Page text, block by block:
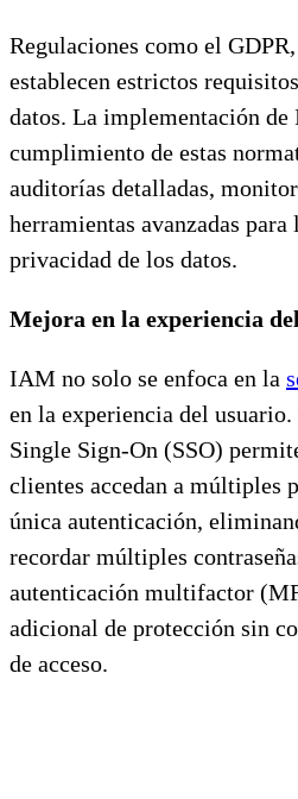
Regulaciones como el
establecen estrictos
datos. La implementación
cumplimiento de estas
auditorías detalladas,
herramientas avanzadas
privacidad de los datos.
Mejora en la experiencia
IAM no solo se enfoca en la
en la experiencia del
Single Sign-On (SSO)
clientes accedan a múltiples
única autenticación,
recordar múltiples
autenticación multifactor
adicional de protección sin
de acceso.